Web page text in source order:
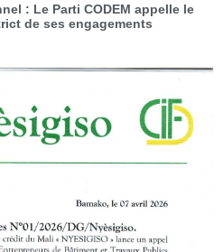
: Le Parti CODEM appelle le
de ses engagements